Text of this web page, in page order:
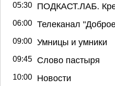
05:30 ПОДКАСТ.ЛАБ.
06:00 Телеканал
09:00 Умницы и умники
09:45 Слово пастыря
10:00 Новости